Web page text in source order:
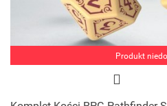
Produkt